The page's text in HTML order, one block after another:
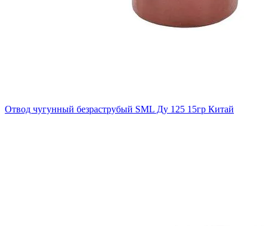
Отвод чугунный безраструбый SML Ду 125 15гр Китай